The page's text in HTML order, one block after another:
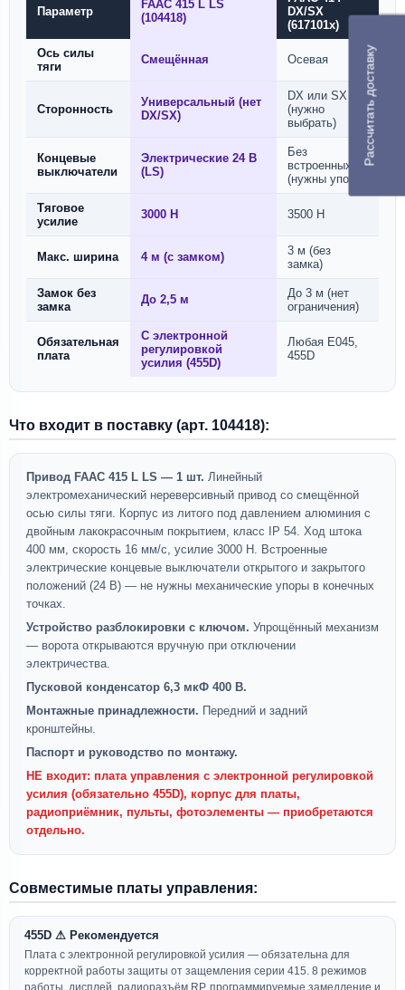
Параметр
FAAC 415 L LS
(104418)
DX/SX
(617101x)
Ось силы
тяги
Смещённая Осевая
Сторонность
Универсальный (нет
DX/SX)
DX или SX
(нужно
выбрать)
Концевые
выключатели
Электрические 24 В
(LS)
Без
встроенных
(нужны упоры)
Тяговое
усилие
3000 Н 3500 Н
Макс. ширина 4 м (с замком)
3 м (без
замка)
Замок без
замка
До 2,5 м
До 3 м (нет
ограничения)
Обязательная
плата
С электронной
регулировкой
усилия (455D)
Любая E045,
455D
Что входит в поставку (арт. 104418):
Привод FAAC 415 L LS — 1 шт. Линейный
электромеханический нереверсивный привод со смещённой
осью силы тяги. Корпус из литого под давлением алюминия с
двойным лакокрасочным покрытием, класс IP 54. Ход штока
400 мм, скорость 16 мм/с, усилие 3000 Н. Встроенные
электрические концевые выключатели открытого и закрытого
положений (24 В) — не нужны механические упоры в конечных
точках.
Устройство разблокировки с ключом. Упрощённый механизм
— ворота открываются вручную при отключении
электричества.
Пусковой конденсатор 6,3 мкФ 400 В.
Монтажные принадлежности. Передний и задний
кронштейны.
Паспорт и руководство по монтажу.
НЕ входит: плата управления с электронной регулировкой
усилия (обязательно 455D), корпус для платы,
радиоприёмник, пульты, фотоэлементы — приобретаются
отдельно.
Совместимые платы управления:
455D ⚠ Рекомендуется
Плата с электронной регулировкой усилия — обязательна для
корректной работы защиты от защемления серии 415. 8 режимов
работы, дисплей, радиоразъём RP, программируемые замедление и
Рассчитать доставку